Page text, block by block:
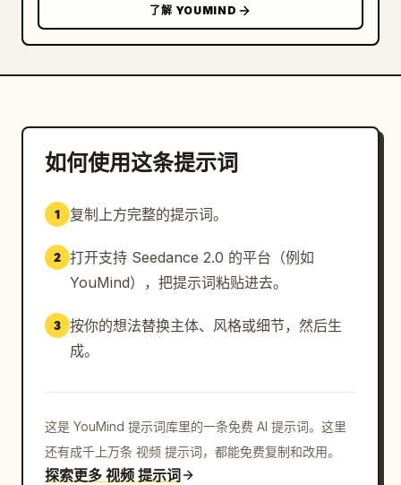
了解 YOUMIND
如何使用这条提示词
1 复制上方完整的提示词。
2 打开支持 Seedance 2.0 的平台（例如
YouMind），把提示词粘贴进去。
3 按你的想法替换主体、风格或细节，然后生
成。
这是 YouMind 提示词库里的一条免费 AI 提示词。这里
还有成千上万条 视频 提示词，都能免费复制和改用。
探索更多 视频 提示词